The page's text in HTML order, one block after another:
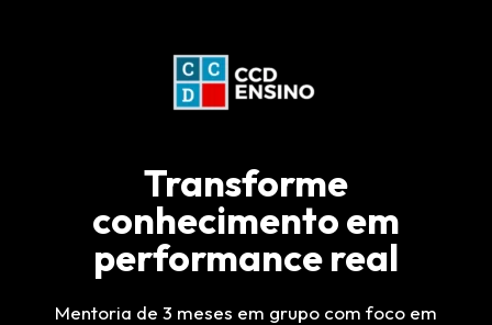
Transforme
conhecimento em
performance real
Mentoria de 3 meses em grupo com foco em